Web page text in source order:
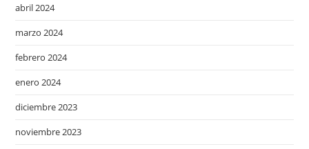
abril 2024
marzo 2024
febrero 2024
enero 2024
diciembre 2023
noviembre 2023